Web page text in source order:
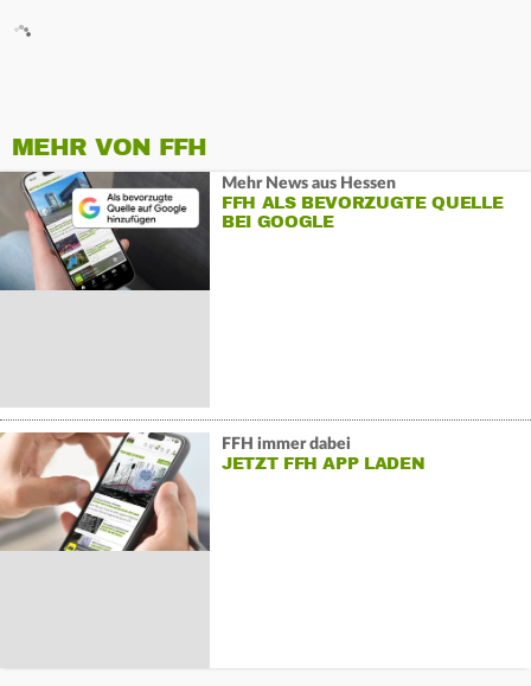
MEHR VON FFH
Mehr News aus Hessen
FFH ALS BEVORZUGTE QUELLE
BEI GOOGLE
FFH immer dabei
JETZT FFH APP LADEN